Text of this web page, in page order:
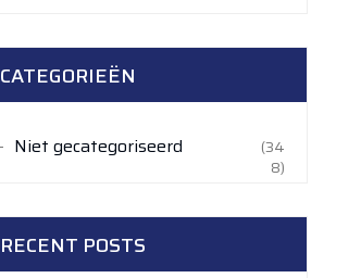
CATEGORIEËN
Niet gecategoriseerd
(34
8)
RECENT POSTS